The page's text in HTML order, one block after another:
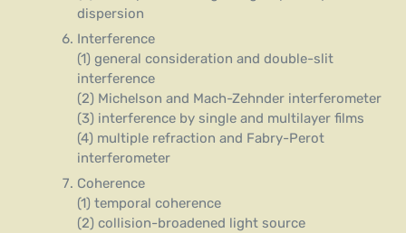
dispersion
Interference
(1) general consideration and double-slit
interference
(2) Michelson and Mach-Zehnder interferometer
(3) interference by single and multilayer films
(4) multiple refraction and Fabry-Perot
interferometer
Coherence
(1) temporal coherence
(2) collision-broadened light source